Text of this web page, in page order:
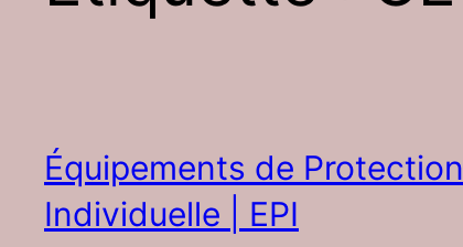
Équipements de Protection
Individuelle | EPI